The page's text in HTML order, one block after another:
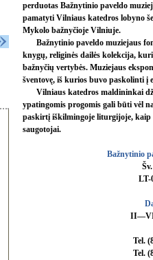
perduotas Bažnytinio paveldo
pamatyti Vilniaus katedros lobyno
Mykolo bažnyčioje Vilniuje.
Bažnytinio paveldo muziejaus
knygų, religinės dailės kolekcija,
bažnyčių vertybės. Muziejaus
šventovę, iš kurios buvo paskolinti į
Vilniaus katedros maldininkai
ypatingomis progomis gali būti vėl
paskirtį iškilmingoje liturgijoje,
saugotojai.
Bažnytinio
LT-
II—VI
Tel.
Tel.